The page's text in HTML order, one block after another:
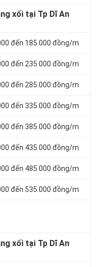
xối tại Tp Dĩ An
đến 185.000 đồng/m
đến 235.000 đồng/m
đến 285.000 đồng/m
đến 335.000 đồng/m
đến 385.000 đồng/m
đến 435.000 đồng/m
đến 485.000 đồng/m
đến 535.000 đồng/m
xối tại Tp Dĩ An